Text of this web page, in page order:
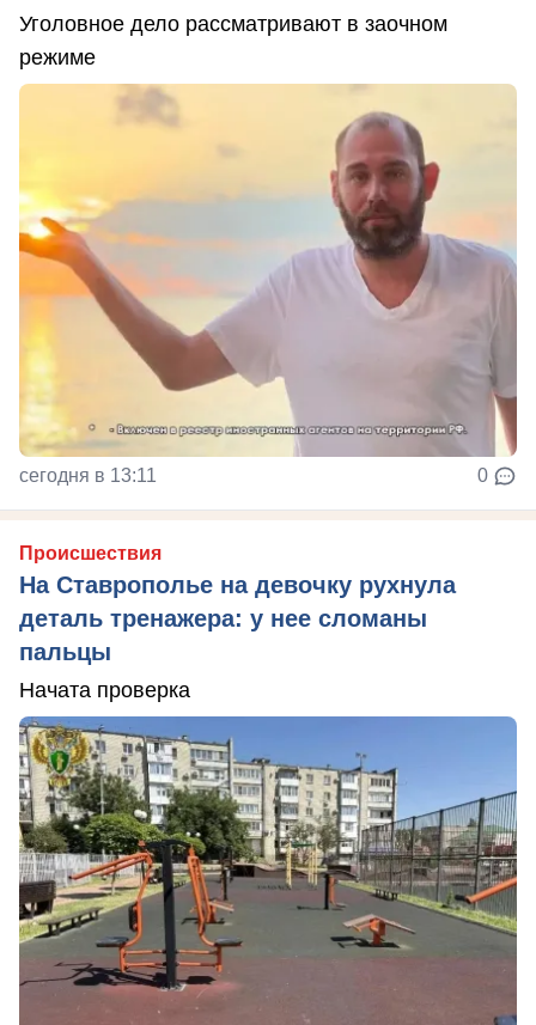
Уголовное дело рассматривают в заочном
режиме
сегодня в 13:11 0
Происшествия
На Ставрополье на девочку рухнула
деталь тренажера: у нее сломаны
пальцы
Начата проверка